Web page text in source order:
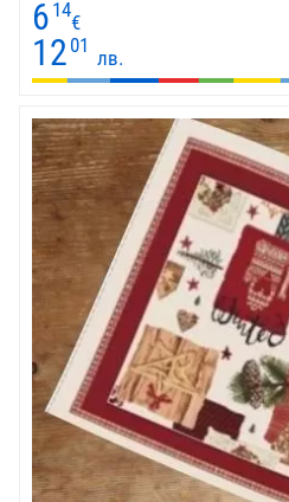
6 14
€
12 01
лв.